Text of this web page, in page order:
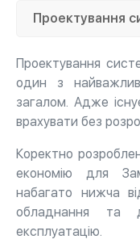
Проектування
Проектування
один з
загалом. Адже
врахувати без
Коректно
економію для
набагато нижча
обладнання та
експлуатацію.